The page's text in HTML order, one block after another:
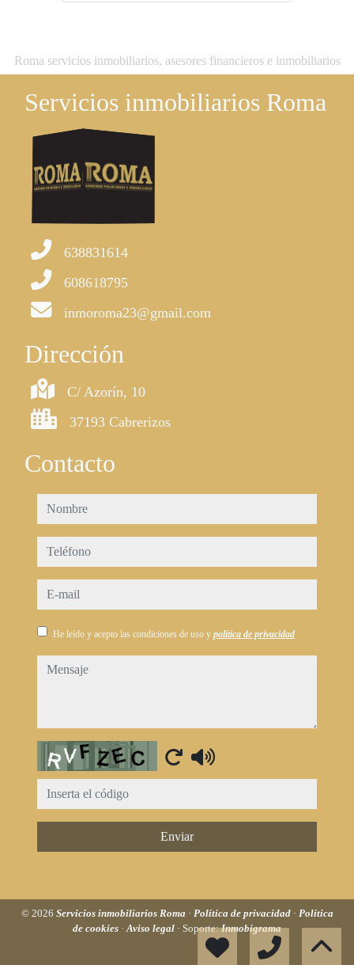
Roma servicios inmobiliarios, asesores financieros e inmobiliarios
Servicios inmobiliarios Roma
638831614
608618795
inmoroma23@gmail.com
Dirección
C/ Azorín, 10
37193 Cabrerizos
Contacto
nombre
teléfono
e-mail
He leído y acepto las condiciones de uso y política de privacidad
mensaje
Captcha
Enviar
© 2026 Servicios inmobiliarios Roma · Política de privacidad · Política
de cookies ·Aviso legal · Soporte:Inmobigrama